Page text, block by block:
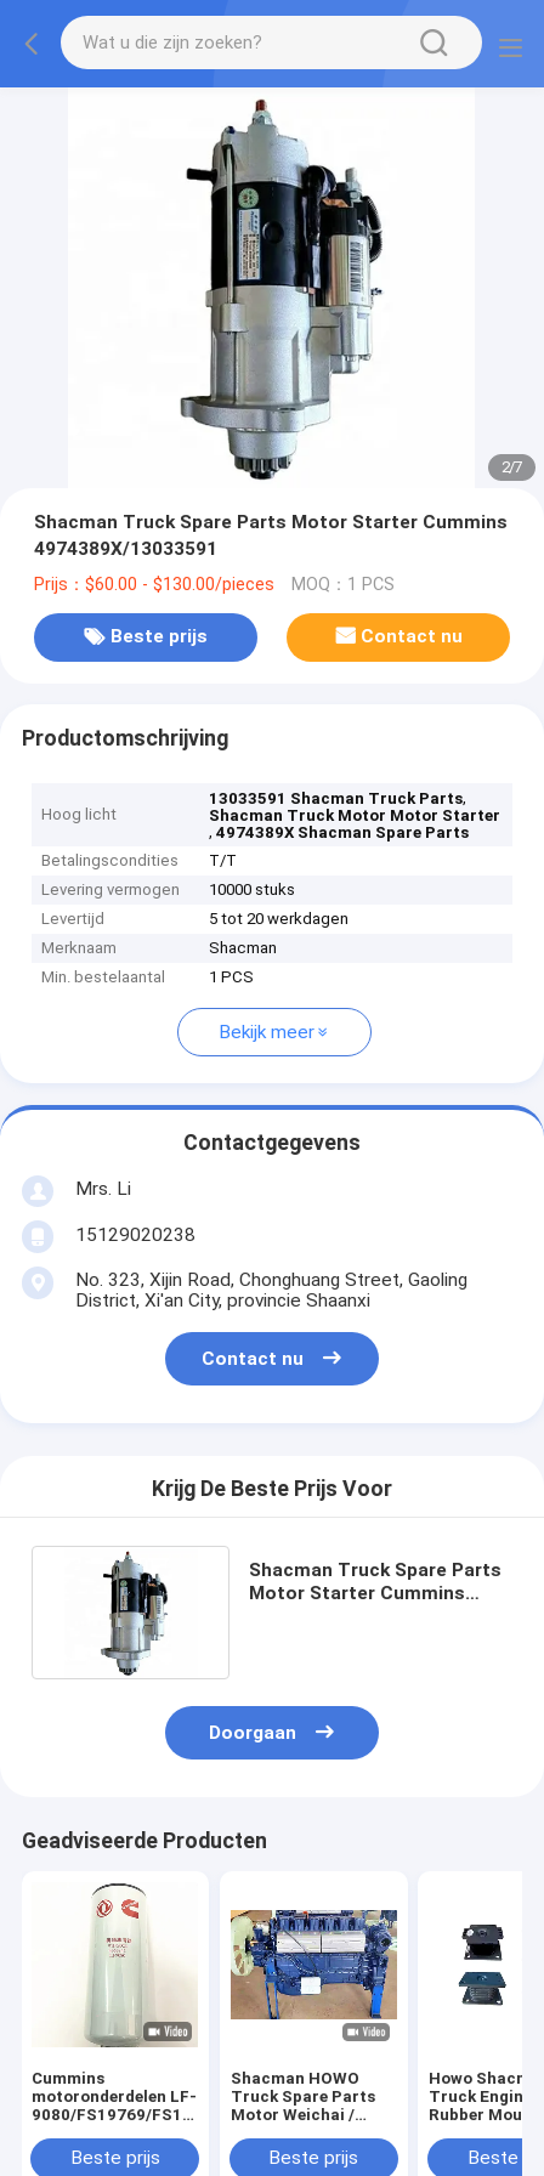
2/7
Shacman Truck Spare Parts Motor Starter Cummins
4974389X/13033591
Prijs：$60.00 - $130.00/pieces MOQ：1 PCS
Beste prijs Contact nu
Productomschrijving
Hoog licht
13033591 Shacman Truck Parts,
Shacman Truck Motor Motor Starter
,4974389X Shacman Spare Parts
Betalingscondities
T/T
Levering vermogen
10000 stuks
Levertijd
5 tot 20 werkdagen
Merknaam
Shacman
Min. bestelaantal
1 PCS
Bekijk meer
Contactgegevens
Mrs. Li
15129020238
No. 323, Xijin Road, Chonghuang Street, Gaoling
District, Xi'an City, provincie Shaanxi
Contact nu
Krijg De Beste Prijs Voor
Shacman Truck Spare Parts
Motor Starter Cummins
Doorgaan
Geadviseerde Producten
Cummins
motoronderdelen LF-
9080/FS19769/FS1003/AS2474/WF2070
originele fabriek
voor vervanging
Beste prijs
Shacman HOWO
Truck Spare Parts
Motor Weichai /
Voor vervangen /
repareren Met
Beste prijs
Howo
Truck Engine
Rubber Mount
0003250896
Beste